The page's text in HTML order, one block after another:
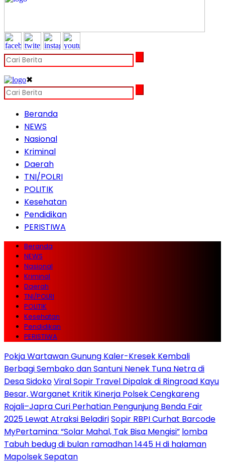
✖
Beranda
NEWS
Nasional
Kriminal
Daerah
TNI/POLRI
POLITIK
Kesehatan
Pendidikan
PERISTIWA
Beranda
NEWS
Nasional
Kriminal
Daerah
TNI/POLRI
POLITIK
Kesehatan
Pendidikan
PERISTIWA
Pokja Wartawan Gunung Kaler-Kresek Kembali
Berbagi Sembako dan Santuni Nenek Tuna Netra di
Desa SidokoViral Sopir Travel Dipalak di Ringroad Kayu
Besar, Warganet Kritik Kinerja Polsek Cengkareng
Rojali–Japra Curi Perhatian Pengunjung Benda Fair
2025 Lewat Atraksi BeladiriSopir RBPI Curhat Barcode
MyPertamina: “Solar Mahal, Tak Bisa Mengisi” lomba
Tabuh bedug di bulan ramadhan 1445 H di halaman
Mapolsek Sepatan